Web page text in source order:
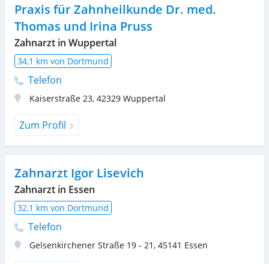
Praxis für Zahnheilkunde Dr. med.
Thomas und Irina Pruss
Zahnarzt in Wuppertal
34,1 km von Dortmund
Telefon
Kaiserstraße 23, 42329 Wuppertal
Zum Profil
Zahnarzt Igor Lisevich
Zahnarzt in Essen
32,1 km von Dortmund
Telefon
Gelsenkirchener Straße 19 - 21 , 45141 Essen